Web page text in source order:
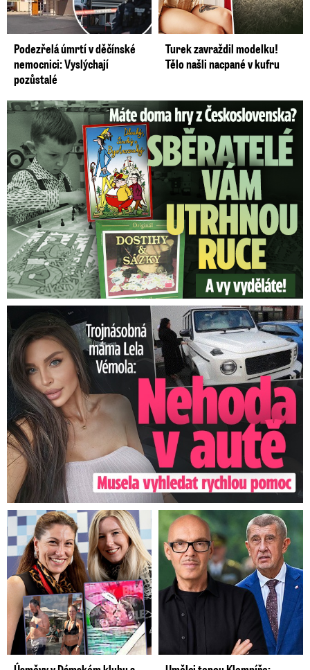
Podezřelá úmrtí v děčínské
nemocnici: Vyslýchají
pozůstalé
Turek zavraždil modelku!
Tělo našli nacpané v kufru
Staré československé hry: Sběratelé vám za ně utrhnou ruce!
Trojnásobná máma Lela Vémola: Nehoda v autě